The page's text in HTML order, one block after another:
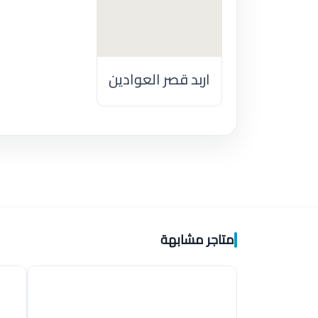
اربد قصر العوادين
متاجر مشابهة